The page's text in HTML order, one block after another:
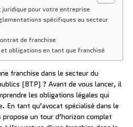
pour votre entreprise
spécifiques au secteur
de franchise
obligations en tant que franchisé
franchise dans le secteur du
(BTP) ? Avant de vous lancer, il
les obligations légales qui
En tant qu’avocat spécialisé dans le
un tour d’horizon complet